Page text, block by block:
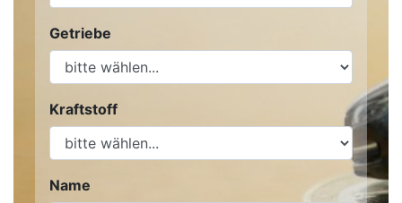
Getriebe
Kraftstoff
Name